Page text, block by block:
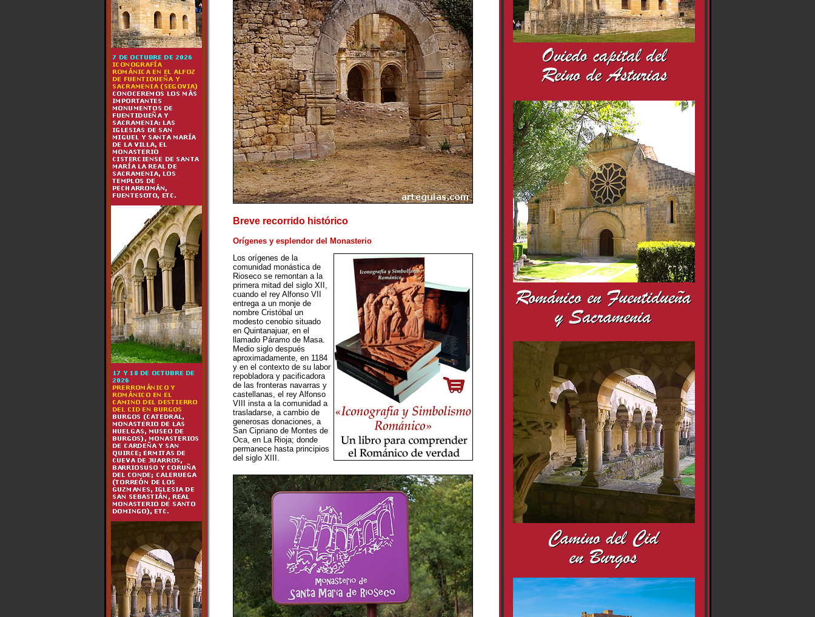
Breve recorrido histórico
Orígenes y esplendor del Monasterio
Los orígenes de la
comunidad monástica de
Rioseco se remontan a la
primera mitad del siglo XII,
cuando el rey Alfonso VII
entrega a un monje de
nombre Cristóbal un
modesto cenobio situado
en Quintanajuar, en el
llamado Páramo de Masa.
Medio siglo después
aproximadamente, en 1184
y en el contexto de su labor
repobladora y pacificadora
de las fronteras navarras y
castellanas, el rey Alfonso
VIII insta a la comunidad a
trasladarse, a cambio de
generosas donaciones, a
San Cipriano de Montes de
Oca, en La Rioja; donde
permanece hasta principios
del siglo XIII.